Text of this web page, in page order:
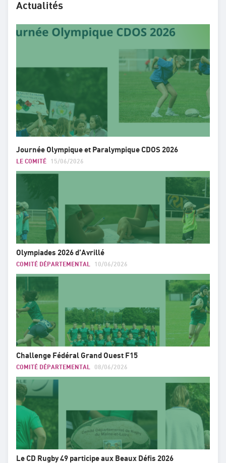
Actualités
Journée Olympique et Paralympique CDOS 2026
LE COMITÉ 15/06/2026
Olympiades 2026 d’Avrillé
COMITÉ DÉPARTEMENTAL 10/06/2026
Challenge Fédéral Grand Ouest F15
COMITÉ DÉPARTEMENTAL 08/06/2026
Le CD Rugby 49 participe aux Beaux Défis 2026